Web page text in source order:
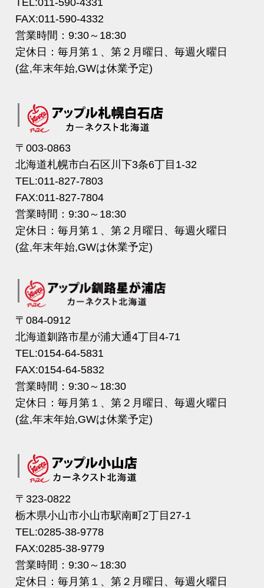
FAX:011-590-4332
営業時間：9:30～18:30
定休日：毎月第１、第２月曜日、毎週火曜日
(盆,年末年始,GWは休業予定)
〒003-0863
北海道札幌市白石区川下3条6丁目1-32
TEL:011-827-7803
FAX:011-827-7804
営業時間：9:30～18:30
定休日：毎月第１、第２月曜日、毎週火曜日
(盆,年末年始,GWは休業予定)
〒084-0912
北海道釧路市星が浦大通4丁目4-71
TEL:0154-64-5831
FAX:0154-64-5832
営業時間：9:30～18:30
定休日：毎月第１、第２月曜日、毎週火曜日
(盆,年末年始,GWは休業予定)
〒323-0822
栃木県小山市小山市駅南町2丁目27-1
TEL:0285-38-9778
FAX:0285-38-9779
営業時間：9:30～18:30
定休日：毎月第１、第２月曜日、毎週火曜日